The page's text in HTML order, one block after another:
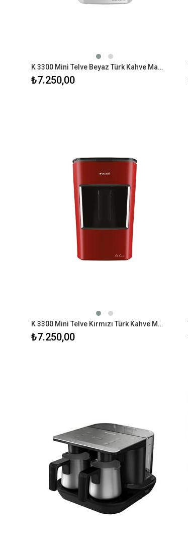
K 3300 Mini Telve Beyaz Türk Kahve Makinesi
₺7.250,00
K 3300 Mini Telve Kırmızı Türk Kahve Makinesi
₺7.250,00